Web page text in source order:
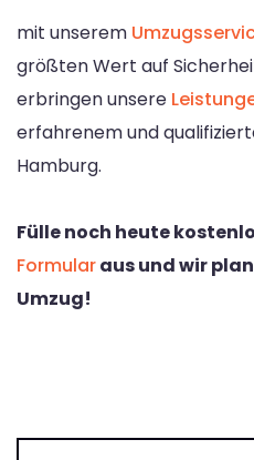
mit unserem
größten Wert auf
erbringen unsere
erfahrenem und
Hamburg.
Fülle noch heute
Formularaus und wir
Umzug!